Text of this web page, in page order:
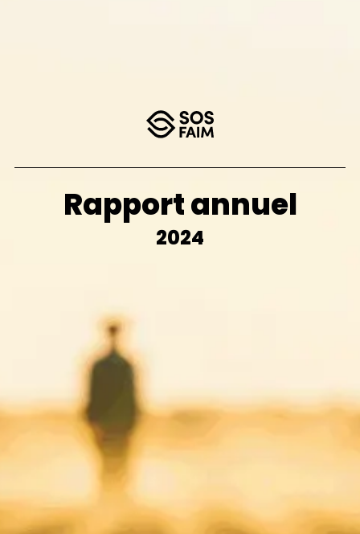
Rapport annuel
2024